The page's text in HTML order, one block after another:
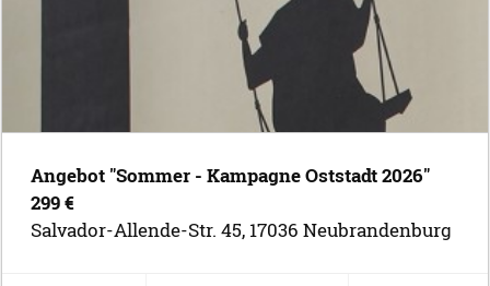
Angebot "Sommer - Kampagne Oststadt 2026"
299 €
Salvador-Allende-Str. 45, 17036 Neubrandenburg